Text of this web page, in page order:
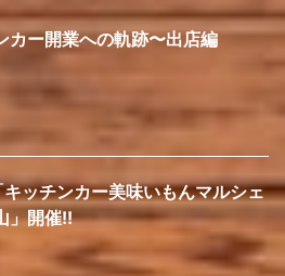
カー開業への軌跡〜出店編
ッチンカー美味いもんマルシェ
」開催!!